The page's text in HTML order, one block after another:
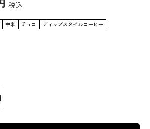
税込
中米 チョコ
ディップスタイルコーヒー